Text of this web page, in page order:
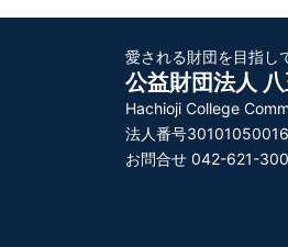
愛される財団を目指し
公益財団法人
Hachioji College
法人番号
お問合せ 042-621-